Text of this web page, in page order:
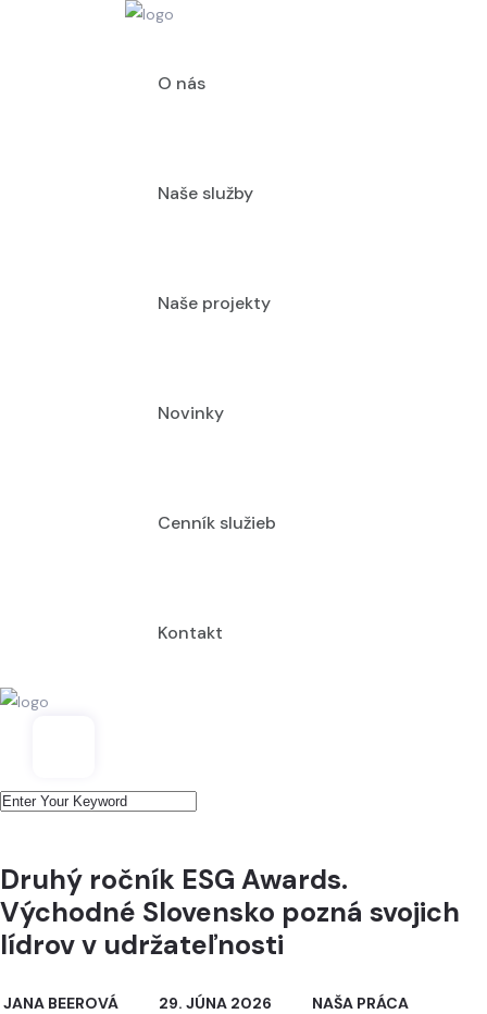
O nás
Naše služby
Naše projekty
Novinky
Cenník služieb
Kontakt
JANA BEEROVÁ 29. JÚNA 2026 NAŠA PRÁCA
Druhý ročník ESG Awards.
Východné Slovensko pozná svojich
lídrov v udržateľnosti